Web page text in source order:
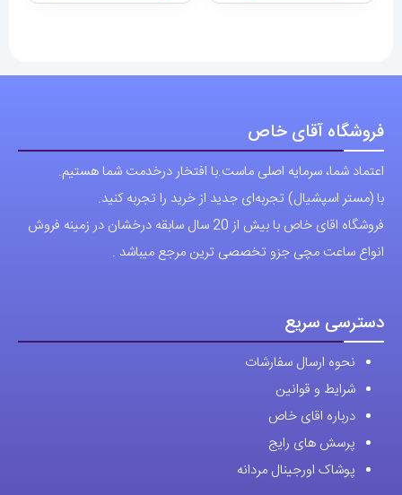
فروشگاه آقای خاص
اعتماد شما، سرمایه اصلی ماست.با افتخار درخدمت شما هستیم.
با (مستر اسپشیال) تجربه‌ای جدید از خرید را تجربه کنید.
فروشگاه اقای خاص با بیش از 20 سال سابقه درخشان در زمینه فروش
انواع ساعت مچی جزو تخصصی ترین مرجع میباشد .
دسترسی سریع
نحوه ارسال سفارشات
شرایط و قوانین
درباره اقای خاص
پرسش های رایج
پوشاک اورجینال مردانه